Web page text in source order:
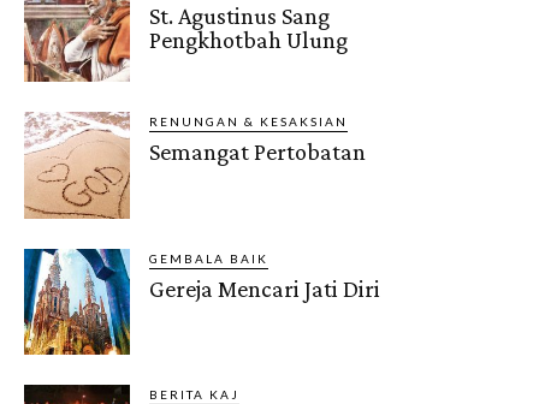
St. Agustinus Sang
Pengkhotbah Ulung
RENUNGAN & KESAKSIAN
Semangat Pertobatan
GEMBALA BAIK
Gereja Mencari Jati Diri
BERITA KAJ